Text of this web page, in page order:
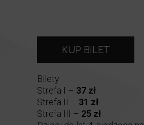
KUP BILET
Bilety:
Strefa I – 37 zł
Strefa II – 31 zł
Strefa III – 25 zł